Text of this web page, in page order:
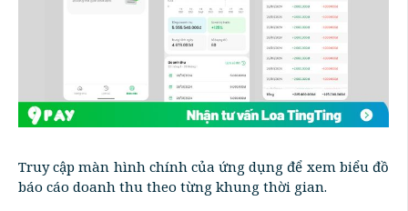
Truy cập màn hình chính của ứng dụng để xem biểu đồ
báo cáo doanh thu theo từng khung thời gian.